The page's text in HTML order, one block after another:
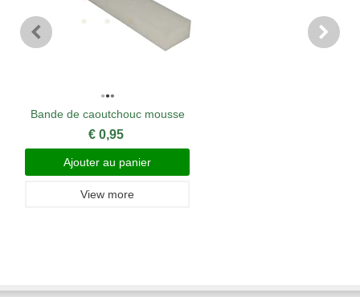
Bande de caoutchouc mousse
€ 0,95
Ajouter au panier
View more